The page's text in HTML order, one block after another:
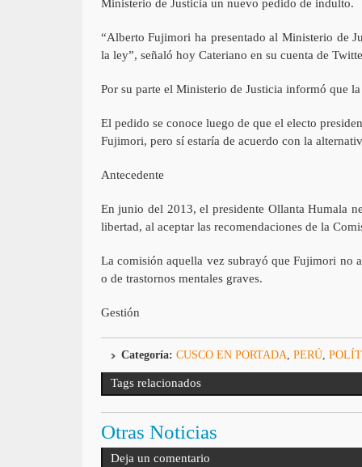
Ministerio de Justicia un nuevo pedido de indulto.
“Alberto Fujimori ha presentado al Ministerio de
la ley”, señaló hoy Cateriano en su cuenta de
Por su parte el Ministerio de Justicia informó que
El pedido se conoce luego de que el electo
Fujimori, pero sí estaría de acuerdo con la
Antecedente
En junio del 2013, el presidente Ollanta Humala
libertad, al aceptar las recomendaciones de la
La comisión aquella vez subrayó que Fujimori no
o de trastornos mentales graves.
Gestión
Categoría: CUSCO EN PORTADA PERÚ,
Tags relacionados
Otras Noticias
Deja un comentario